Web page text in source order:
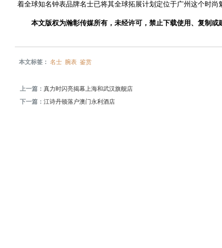
着全球知名钟表品牌名士已将其全球拓展计划定位于广州这个时尚
本文版权为瀚彰传媒所有，未经许可，禁止下载使用、复制或
本文标签：名士 腕表 鉴赏
上一篇：真力时闪亮揭幕上海和武汉旗舰店
下一篇：江诗丹顿落户澳门永利酒店